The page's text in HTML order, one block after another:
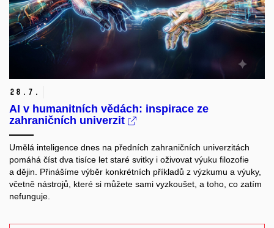
28. 7.
AI v humanitních vědách: inspirace ze
zahraničních univerzit
Umělá inteligence dnes na předních zahraničních univerzitách
pomáhá číst dva tisíce let staré svitky i oživovat výuku filozofie
a dějin. Přinášíme výběr konkrétních příkladů z výzkumu a výuky,
včetně nástrojů, které si můžete sami vyzkoušet, a toho, co zatím
nefunguje.